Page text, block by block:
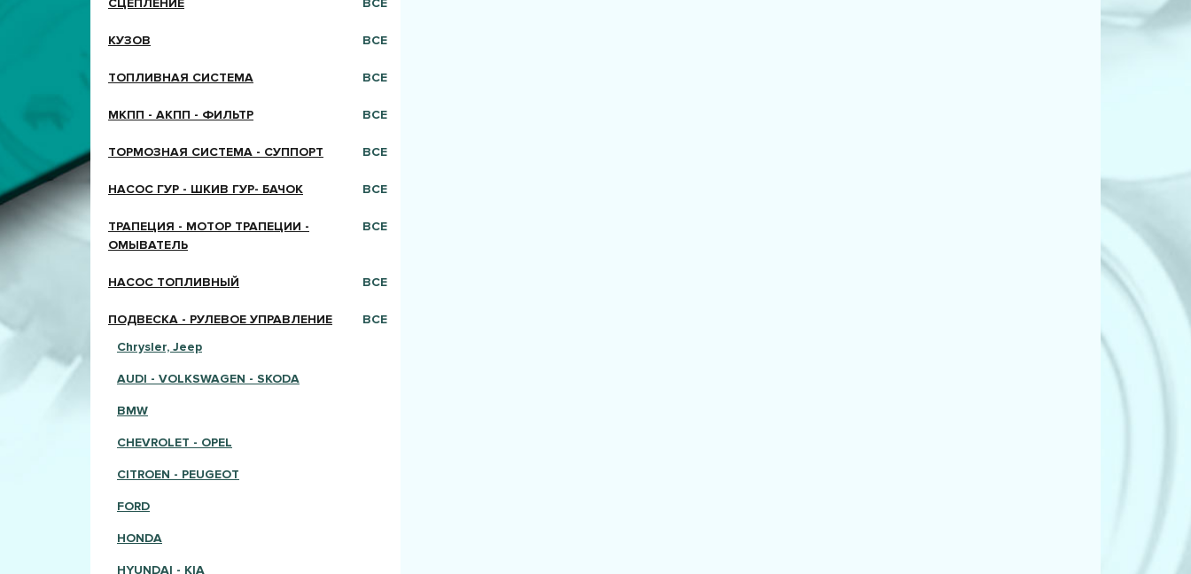
ВСЕ
СЦЕПЛЕНИЕ
ВСЕ
КУЗОВ
ВСЕ
ТОПЛИВНАЯ СИСТЕМА
ВСЕ
МКПП - АКПП - ФИЛЬТР
ВСЕ
ТОРМОЗНАЯ СИСТЕМА - СУППОРТ
ВСЕ
НАСОС ГУР - ШКИВ ГУР- БАЧОК
ВСЕ
ТРАПЕЦИЯ - МОТОР ТРАПЕЦИИ -
ОМЫВАТЕЛЬ
ВСЕ
НАСОС ТОПЛИВНЫЙ
ВСЕ
ПОДВЕСКА - РУЛЕВОЕ УПРАВЛЕНИЕ
Chrysler, Jeep
AUDI - VOLKSWAGEN - SKODA
BMW
CHEVROLET - OPEL
CITROEN - PEUGEOT
FORD
HONDA
HYUNDAI - KIA